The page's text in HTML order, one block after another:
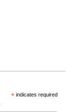
* indicates required